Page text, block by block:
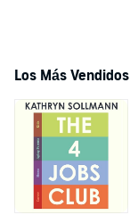
Los Más Vendidos